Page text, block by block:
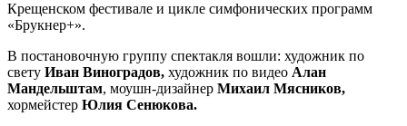
Крещенском фестивале и цикле симфонических программ
«Брукнер+».
В постановочную группу спектакля вошли: художник по
свету Иван Виноградов, художник по видео Алан
Мандельштам, моушн-дизайнер Михаил Мясников,
хормейстер Юлия Сенюкова.